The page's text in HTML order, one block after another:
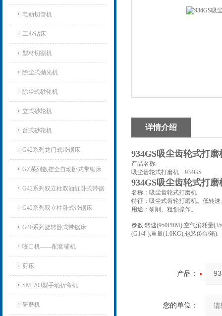
电动切管机
工业钻床
型材切割机
除尘式抛光机
除尘式砂轮机
立式砂轮机
台式砂轮机
G42系列龙门式带锯床
GZ系列数控全自动卧式带锯床
G42系列双立柱双油缸卧式带锯
床
G42系列双立柱卧式带锯床
G40系列旋转卧式带锯床
咬口机——配套辅机
剪床
SM-703型手动折弯机
研磨机
详情介绍
934GS吸尘齿轮式打磨
产品名称:
吸尘齿轮式打磨机 934GS
934GS吸尘齿轮式打磨
名称：吸尘齿轮式打磨机
特征：吸尘式齿轮打磨机。低转
用途：研削、粗刨操作。
参数:转速(950PRM),空气消耗量
(G1/4"),重量(1.0KG),包装(6台/
产品：
您的单位：